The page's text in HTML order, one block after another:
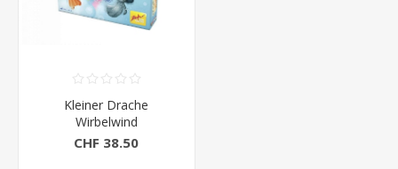
Kleiner Drache
Wirbelwind
CHF 38.50